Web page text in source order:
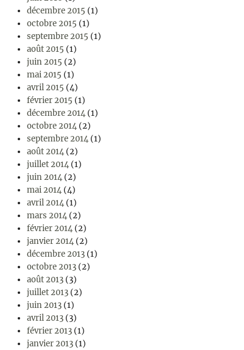
décembre 2015 (1)
octobre 2015 (1)
septembre 2015 (1)
août 2015 (1)
juin 2015 (2)
mai 2015 (1)
avril 2015 (4)
février 2015 (1)
décembre 2014 (1)
octobre 2014 (2)
septembre 2014 (1)
août 2014 (2)
juillet 2014 (1)
juin 2014 (2)
mai 2014 (4)
avril 2014 (1)
mars 2014 (2)
février 2014 (2)
janvier 2014 (2)
décembre 2013 (1)
octobre 2013 (2)
août 2013 (3)
juillet 2013 (2)
juin 2013 (1)
avril 2013 (3)
février 2013 (1)
janvier 2013 (1)